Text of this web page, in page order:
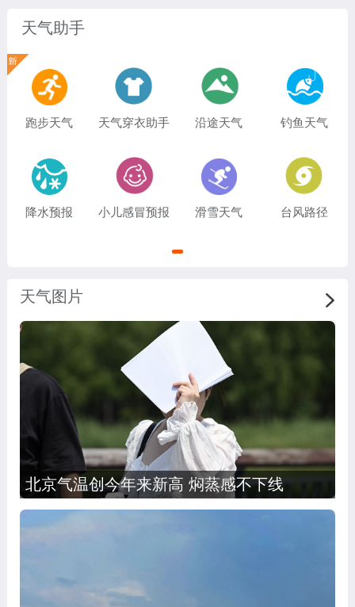
天气助手
跑步天气 天气穿衣助手 沿途天气 钓鱼天气
降水预报 小儿感冒预报 滑雪天气 台风路径
天气图片
北京气温创今年来新高 焖蒸感不下线